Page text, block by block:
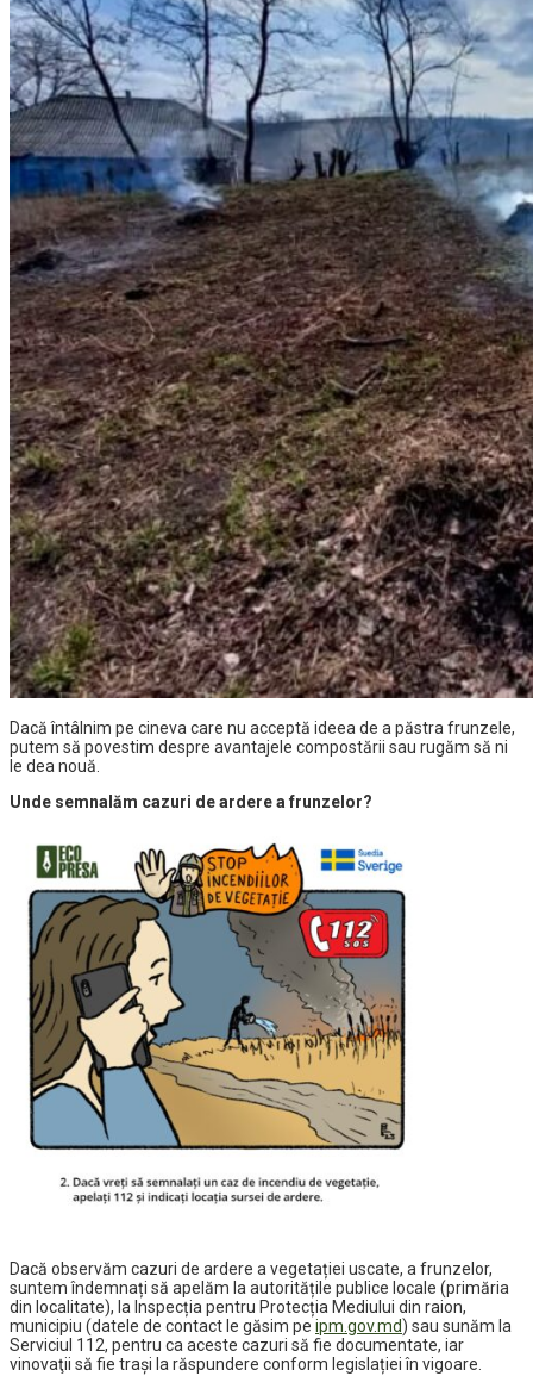
Dacă întâlnim pe cineva care nu acceptă ideea de a păstra frunzele,
putem să povestim despre avantajele compostării sau rugăm să ni
le dea nouă.
Unde semnalăm cazuri de ardere a frunzelor?
Dacă observăm cazuri de ardere a vegetației uscate, a frunzelor,
suntem îndemnați să apelăm la autoritățile publice locale (primăria
din localitate), la Inspecția pentru Protecția Mediului din raion,
municipiu (datele de contact le găsim pe ipm.gov.md) sau sunăm la
Serviciul 112, pentru ca aceste cazuri să fie documentate, iar
vinovaţii să fie traşi la răspundere conform legislației în vigoare.